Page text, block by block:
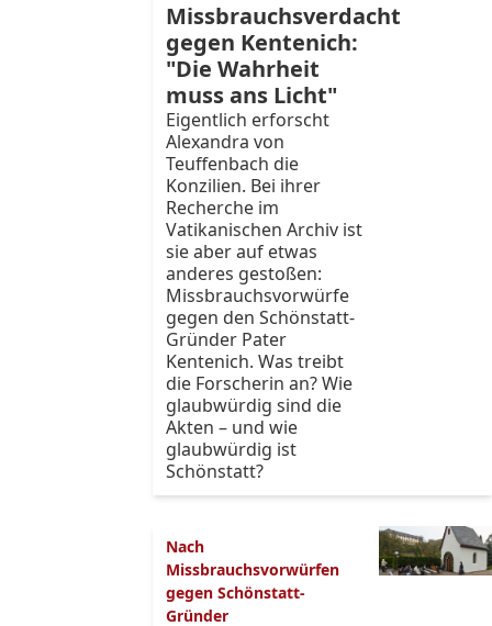
Missbrauchsverdacht
gegen Kentenich:
"Die Wahrheit
muss ans Licht"
Eigentlich erforscht
Alexandra von
Teuffenbach die
Konzilien. Bei ihrer
Recherche im
Vatikanischen Archiv ist
sie aber auf etwas
anderes gestoßen:
Missbrauchsvorwürfe
gegen den Schönstatt-
Gründer Pater
Kentenich. Was treibt
die Forscherin an? Wie
glaubwürdig sind die
Akten – und wie
glaubwürdig ist
Schönstatt?
Nach
Missbrauchsvorwürfen
gegen Schönstatt-
Gründer